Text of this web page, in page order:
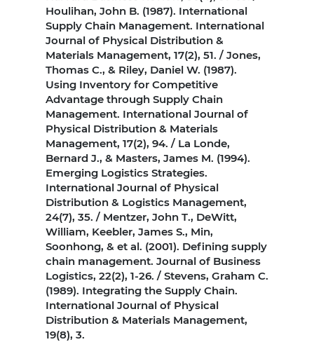
Houlihan, John B. (1987). International
Supply Chain Management. International
Journal of Physical Distribution &
Materials Management, 17(2), 51. / Jones,
Thomas C., & Riley, Daniel W. (1987).
Using Inventory for Competitive
Advantage through Supply Chain
Management. International Journal of
Physical Distribution & Materials
Management, 17(2), 94. / La Londe,
Bernard J., & Masters, James M. (1994).
Emerging Logistics Strategies.
International Journal of Physical
Distribution & Logistics Management,
24(7), 35. / Mentzer, John T., DeWitt,
William, Keebler, James S., Min,
Soonhong, & et al. (2001). Defining supply
chain management. Journal of Business
Logistics, 22(2), 1-26. / Stevens, Graham C.
(1989). Integrating the Supply Chain.
International Journal of Physical
Distribution & Materials Management,
19(8), 3.